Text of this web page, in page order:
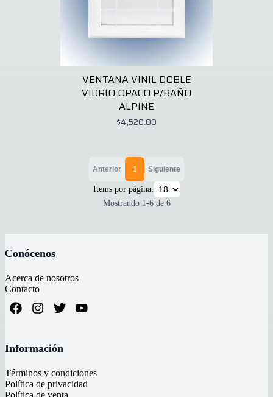
VENTANA VINIL DOBLE
VIDRIO OPACO P/BAÑO
ALPINE
$4,520.00
Anterior 1 Siguiente
Items por página:
Mostrando 1-6de 6
Conócenos
Acerca de nosotros
Contacto
Información
Términos y condiciones
Política de privacidad
Política de venta